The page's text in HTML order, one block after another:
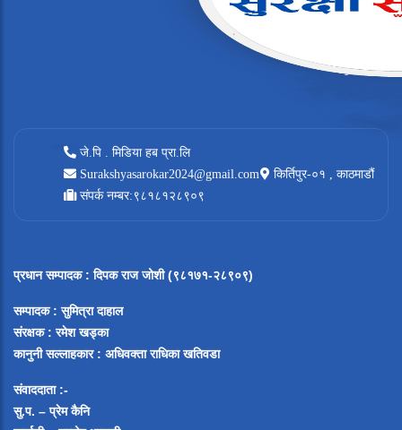
जे.पि . मिडिया हब प्रा.लि
Surakshyasarokar2024@gmail.com
किर्तिपुर-०१ , काठमाडौं
संपर्क नम्बर:९८१८१२८९०९
प्रधान सम्पादक: दिपक राज जोशी (९८१७१-२८९०९)
सम्पादक : सुमित्रा दाहाल
संरक्षक : रमेश खड्का
कानुनी सल्लाहकार : अधिवक्ता राधिका खतिवडा
संवाददाता :-
सु.प. – प्रेम कैनि